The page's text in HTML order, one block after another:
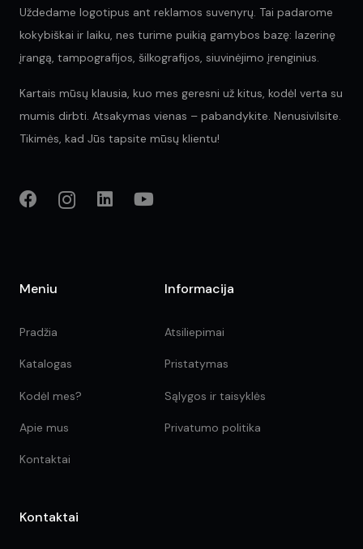
Uždedame logotipus ant reklamos suvenyrų. Tai padarome
kokybiškai ir laiku, nes turime puikią gamybos bazę: lazerinę
įrangą, tampografijos, šilkografijos, siuvinėjimo įrenginius.
Kartais mūsų klausia, kuo mes geresni už kitus, kodėl verta su
mumis dirbti. Atsakymas vienas – pabandykite. Nenusivilsite.
Tikimės, kad Jūs tapsite mūsų klientu!
Meniu
Pradžia
Katalogas
Kodėl mes?
Apie mus
Kontaktai
Informacija
Atsiliepimai
Pristatymas
Sąlygos ir taisyklės
Privatumo politika
Kontaktai